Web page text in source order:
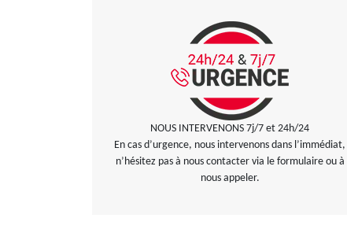
NOUS INTERVENONS 7j/7 et 24h/24
En cas d’urgence, nous intervenons dans l’immédiat,
n’hésitez pas à nous contacter via le formulaire ou à
nous appeler.